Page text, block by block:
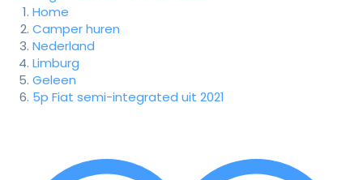
Home
Camper huren
Nederland
Limburg
Geleen
5p Fiat semi-integrated uit 2021